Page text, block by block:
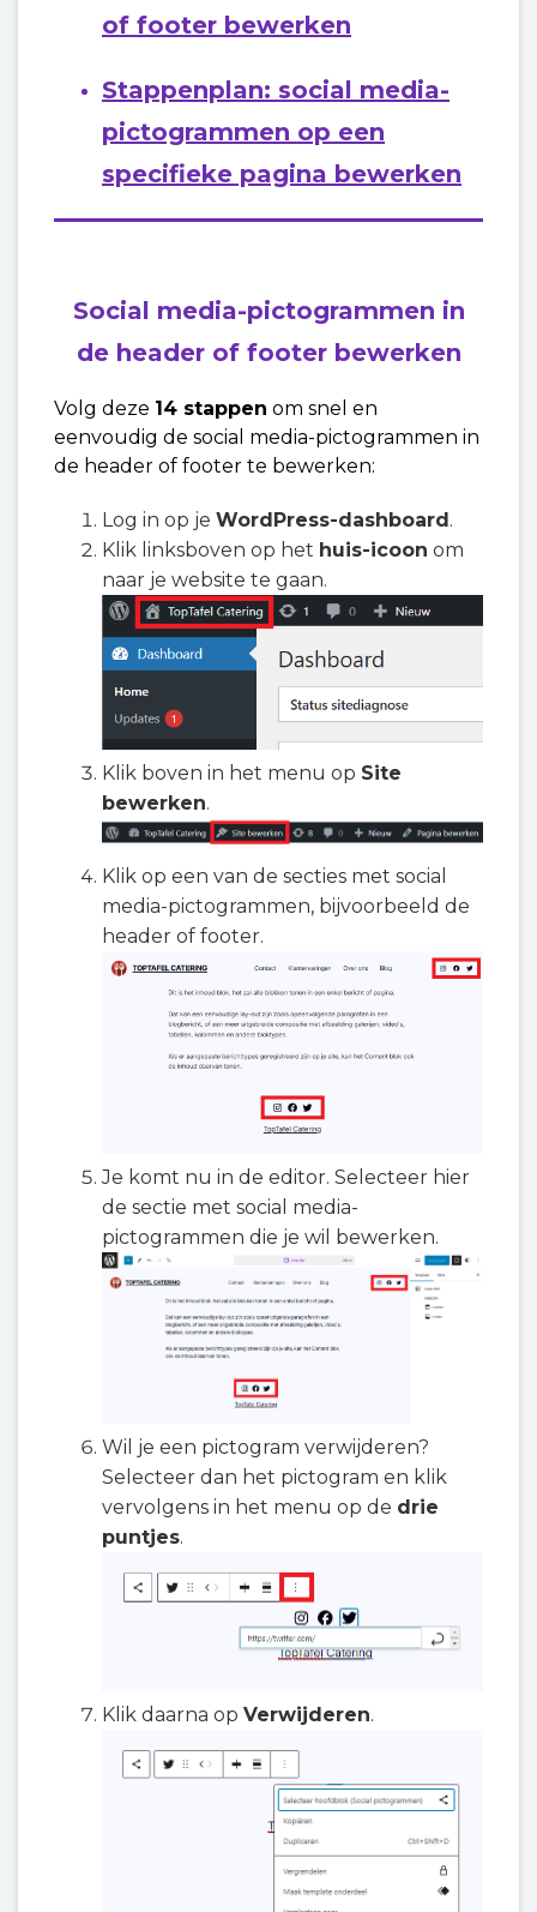
Zie meerof footer bewerken
Stappenplan: social media-
pictogrammen op een
specifieke pagina bewerken
Social media-pictogrammen in
de header of footer bewerken
Volg deze 14 stappen om snel en
eenvoudig de social media-pictogrammen in
de header of footer te bewerken:
Log in op je WordPress-dashboard.
Klik linksboven op het huis-icoon om
naar je website te gaan.
Klik boven in het menu op Site
bewerken.
Klik op een van de secties met social
media-pictogrammen, bijvoorbeeld de
header of footer.
Je komt nu in de editor. Selecteer hier
de sectie met social media-
pictogrammen die je wil bewerken.
Wil je een pictogram verwijderen?
Selecteer dan het pictogram en klik
vervolgens in het menu op de drie
puntjes.
Klik daarna op Verwijderen.